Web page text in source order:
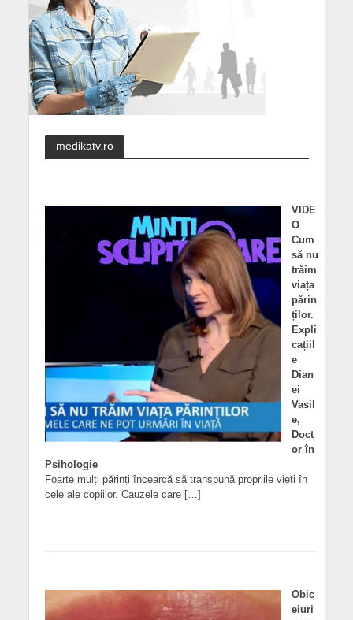
medikatv.ro
VIDE
O
Cum
să nu
trăim
viața
părin
ților.
Expli
cațiil
e
Dian
ei
Vasil
e,
Doct
or în
Psihologie
Foarte mulți părinți încearcă să transpună propriile vieți în
cele ale copiilor. Cauzele care […]
Obic
eiuri